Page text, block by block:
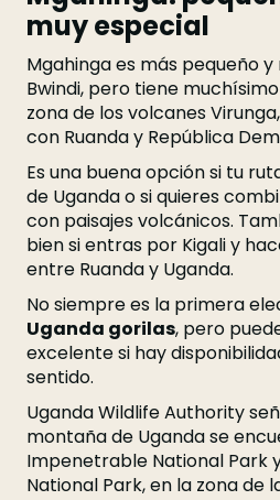
muy especial
Mgahinga es más pequeño
Bwindi, pero tiene
zona de los volcanes
con Ruanda y República
Es una buena opción si tu
de Uganda o si quieres
con paisajes volcánicos.
bien si entras por Kigali y
entre Ruanda y Uganda.
No siempre es la primera
Uganda gorilas, pero
excelente si hay
sentido.
Uganda Wildlife Authority
montaña de Uganda se
Impenetrable National Park
National Park, en la zona de